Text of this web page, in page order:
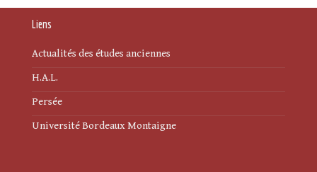
Liens
Actualités des études anciennes
H.A.L.
Persée
Université Bordeaux Montaigne